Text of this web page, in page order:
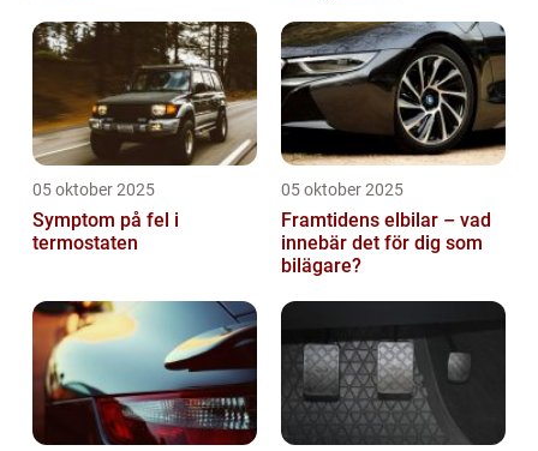
05 oktober 2025
Symptom på fel i
termostaten
05 oktober 2025
Framtidens elbilar – vad
innebär det för dig som
bilägare?